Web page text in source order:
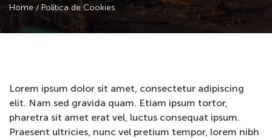
Home/Política de Cookies
Lorem ipsum dolor sit amet, consectetur adipiscing
elit. Nam sed gravida quam. Etiam ipsum tortor,
pharetra sit amet erat vel, luctus consequat ipsum.
Praesent ultricies, nunc vel pretium tempor, lorem nibh